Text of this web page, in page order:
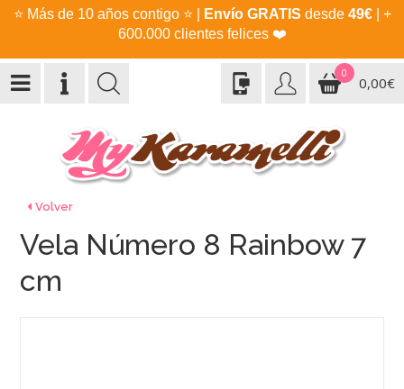
⭐ Más de 10 años contigo ⭐ Envío GRATIS desde 49€| +
600.000 clientes felices ❤️
0
0,00€
Volver
Vela Número 8 Rainbow 7
cm